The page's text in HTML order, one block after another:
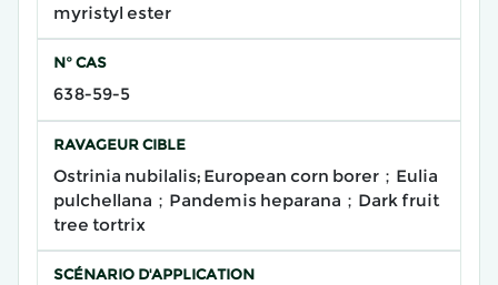
myristyl ester
N° CAS
638-59-5
RAVAGEUR CIBLE
Ostrinia nubilalis; European corn borer；Eulia
pulchellana；Pandemis heparana；Dark fruit
tree tortrix
SCÉNARIO D'APPLICATION